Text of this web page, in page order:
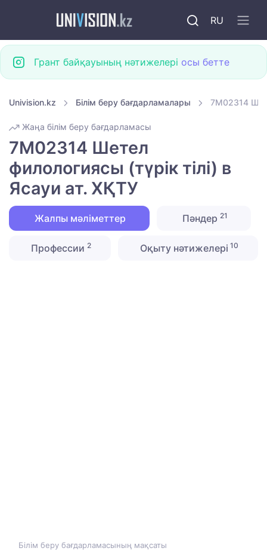
RU
Грант байқауының нәтижелері осы бетте
Univision.kz Білім беру бағдарламалары 7M02314
Жаңа білім беру бағдарламасы
7M02314 Шетел
филологиясы (түрік тілі) в
Ясауи ат. ХҚТУ
Жалпы мәліметтер Пәндер 21
Профессии 2 Оқыту нәтижелері 10
Білім беру бағдарламасының мақсаты